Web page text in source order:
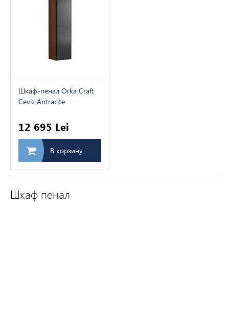
Шкаф-пенал Orka Craft
Ceviz Antracite
12 695 Lei
В корзину
Шкаф пенал